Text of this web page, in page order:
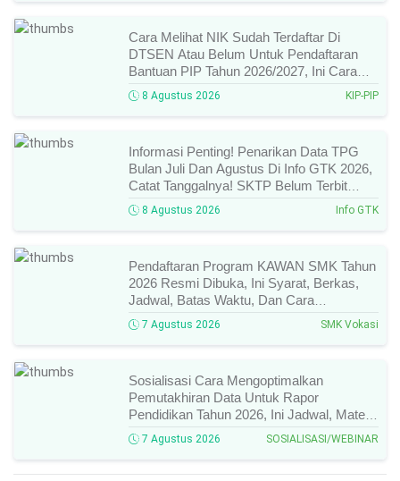
Cara Melihat NIK Sudah Terdaftar Di
DTSEN Atau Belum Untuk Pendaftaran
Bantuan PIP Tahun 2026/2027, Ini Cara
Cek Dan Syarat Perubahan Desil!
8 Agustus 2026 KIP-PIP
Informasi Penting! Penarikan Data TPG
Bulan Juli Dan Agustus Di Info GTK 2026,
Catat Tanggalnya! SKTP Belum Terbit
Januari–Juni, Ini Prosesnya!
8 Agustus 2026 Info GTK
Pendaftaran Program KAWAN SMK Tahun
2026 Resmi Dibuka, Ini Syarat, Berkas,
Jadwal, Batas Waktu, Dan Cara
Pendaftarannya!
7 Agustus 2026 SMK Vokasi
Sosialisasi Cara Mengoptimalkan
Pemutakhiran Data Untuk Rapor
Pendidikan Tahun 2026, Ini Jadwal, Materi,
Narasumber, Dan Link Mengikutinya!
7 Agustus 2026 SOSIALISASI/WEBINAR